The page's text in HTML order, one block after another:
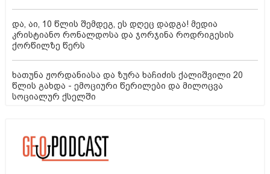
და, აი, 10 წლის შემდეგ, ეს დღეც დადგა! მედია
კრისტიანო რონალდოსა და ჯორჯინა როდრიგესის
ქორწილზე წერს
ხათუნა ჟორდანიასა და ზურა ხაჩიძის ქალიშვილი 20
წლის გახდა - ემოციური წერილები და მილოცვა
სოციალურ ქსელში